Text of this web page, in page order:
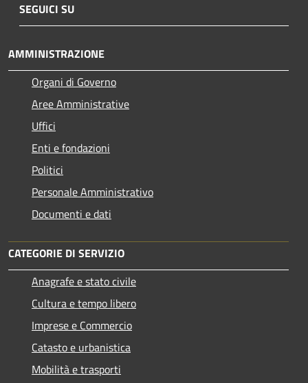
SEGUICI SU
AMMINISTRAZIONE
Organi di Governo
Aree Amministrative
Uffici
Enti e fondazioni
Politici
Personale Amministrativo
Documenti e dati
CATEGORIE DI SERVIZIO
Anagrafe e stato civile
Cultura e tempo libero
Imprese e Commercio
Catasto e urbanistica
Mobilità e trasporti